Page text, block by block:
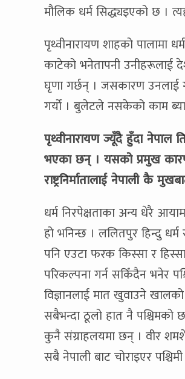
मौलिक धर्म सिद्ध्यइएको छ ।
पृथ्वीनारायण शाहको पालामा
काटेको भनेतापनी उनीहरूलाई
घृणा गर्छन् । जसकारण उनलाई
गर्यो । बुलेटले नसकेको काम
पृथ्वीनारायण ज्यूँदै हुँदा
भएका छन् । यसको प्रमुख
राष्ट्रनिर्मातालाई नेपाली कै
धर्म निरपेक्षताका अन्य धेरै
हो भनिन्छ । ललितपुर हिन्दु धर्म
पनि एउटा फरक किस्सा र
परिकल्पना गर्न सकिँदैन भनेर
विज्ञानलाई मात खुवाउने
सबैभन्दा ठूलो हात नै
कुनै संग्राहलयमा छन् । वीर
सबै नेपाली बाट चोराइएर